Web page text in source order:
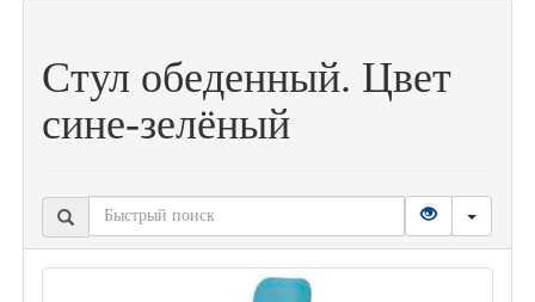
Стул обеденный. Цвет
сине-зелёный